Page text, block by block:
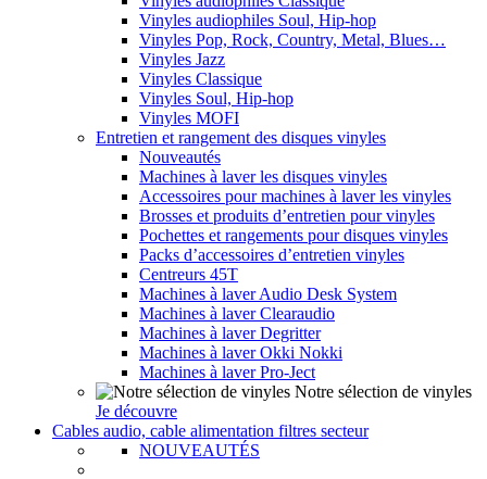
Vinyles audiophiles Soul, Hip-hop
Vinyles Pop, Rock, Country, Metal, Blues…
Vinyles Jazz
Vinyles Classique
Vinyles Soul, Hip-hop
Vinyles MOFI
Entretien et rangement des disques vinyles
Nouveautés
Machines à laver les disques vinyles
Accessoires pour machines à laver les vinyles
Brosses et produits d’entretien pour vinyles
Pochettes et rangements pour disques vinyles
Packs d’accessoires d’entretien vinyles
Centreurs 45T
Machines à laver Audio Desk System
Machines à laver Clearaudio
Machines à laver Degritter
Machines à laver Okki Nokki
Machines à laver Pro-Ject
Notre sélection de vinyles
Je découvre
Cables audio, cable alimentation filtres secteur
NOUVEAUTÉS